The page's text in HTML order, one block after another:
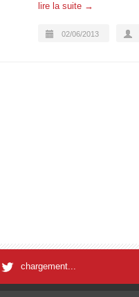
lire la suite →
02/06/2013
chargement...